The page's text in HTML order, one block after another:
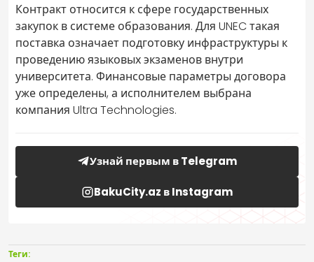
Контракт относится к сфере государственных
закупок в системе образования. Для UNEC такая
поставка означает подготовку инфраструктуры к
проведению языковых экзаменов внутри
университета. Финансовые параметры договора
уже определены, а исполнителем выбрана
компания Ultra Technologies.
Узнай первым в Telegram
BakuCity.az в Instagram
Теги: